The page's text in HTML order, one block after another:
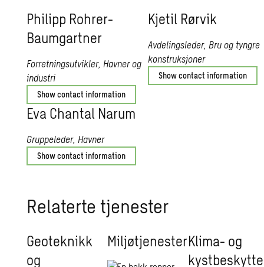
Philipp Rohrer-
Baumgartner
Forretningsutvikler, Havner og
industri
Show contact information
Kjetil Rørvik
Avdelingsleder, Bru og tyngre
konstruksjoner
Show contact information
Eva Chantal Narum
Gruppeleder, Havner
Show contact information
Relaterte tjenester
Geoteknikk
og
MiljøtjenesterKlima- og